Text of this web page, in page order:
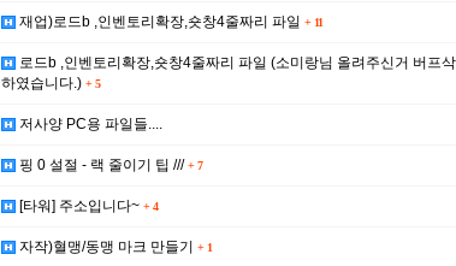
재업)로드b ,인벤토리확장,숏창4줄짜리 파일 + 11
로드b ,인벤토리확장,숏창4줄짜리 파일 (소미랑님 올려주신거 버프
하였습니다.) + 5
저사양 PC용 파일들....
핑 0 설절 - 랙 줄이기 팁 ///+ 7
[타워] 주소입니다~ + 4
자작)혈맹/동맹 마크 만들기 + 1